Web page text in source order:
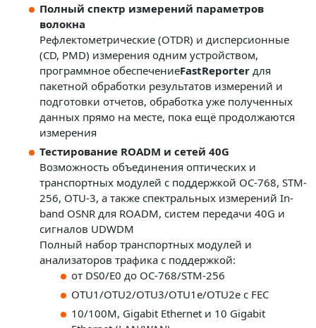
Полный спектр измерений параметров
волокна
Рефлектометрические (OTDR) и дисперсионные
(CD, PMD) измерения одним устройством,
программное обеспечениеFastReporter для
пакетной обработки результатов измерений и
подготовки отчетов, обработка уже полученных
данных прямо на месте, пока ещё продолжаются
измерения
Тестирование ROADM и сетей 40G
Возможность объединения оптических и
транспортных модулей с поддержкой OC-768, STM-
256, OTU-3, а также спектральных измерений In-
band OSNR для ROADM, систем передачи 40G и
сигналов UDWDM
Полный набор транспортных модулей и
анализаторов трафика с поддержкой:
от DS0/E0 до OC-768/STM-256
OTU1/OTU2/OTU3/OTU1e/OTU2e с FEC
10/100M, Gigabit Ethernet и 10 Gigabit